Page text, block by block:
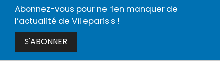
Abonnez-vous pour ne rien manquer de
l’actualité de Villeparisis !
S'ABONNER